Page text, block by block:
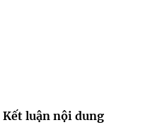
Kết luận nội dung